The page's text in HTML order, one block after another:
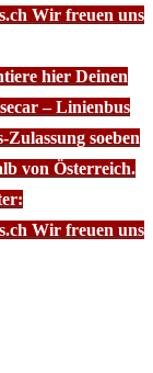
Wir freuen uns
hier Deinen
– Linienbus
Zulassung soeben
von Österreich.
Wir freuen uns